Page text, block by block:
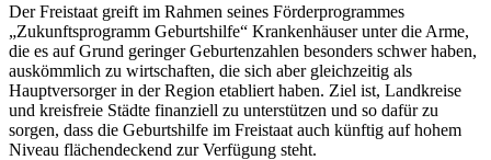
Der Freistaat greift im Rahmen seines Förderprogrammes
„Zukunftsprogramm Geburtshilfe“ Krankenhäuser unter die Arme,
die es auf Grund geringer Geburtenzahlen besonders schwer haben,
auskömmlich zu wirtschaften, die sich aber gleichzeitig als
Hauptversorger in der Region etabliert haben. Ziel ist, Landkreise
und kreisfreie Städte finanziell zu unterstützen und so dafür zu
sorgen, dass die Geburtshilfe im Freistaat auch künftig auf hohem
Niveau flächendeckend zur Verfügung steht.